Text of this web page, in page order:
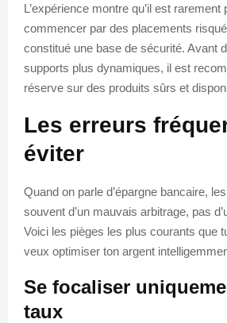
L’expérience montre qu’il est rarement
commencer par des placements
constitué une base de sécurité. Avant
supports plus dynamiques, il est
réserve sur des produits sûrs et
Les erreurs
éviter
Quand on parle d’épargne bancaire,
souvent d’un mauvais arbitrage, pas
Voici les pièges les plus courants que
veux optimiser ton argent
Se focaliser
taux